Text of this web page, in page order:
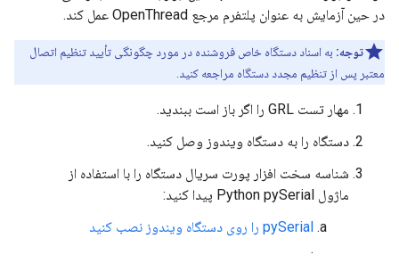
در حین آزمایش به عنوان پلتفرم مرجع OpenThread عمل کند.
توجه: به اسناد دستگاه خاص فروشنده در مورد چگونگی تأیید تنظیم اتصال
معتبر پس از تنظیم مجدد دستگاه مراجعه کنید.
مهار تست GRL را اگر باز است ببندید.
دستگاه را به دستگاه ویندوز وصل کنید.
شناسه سخت افزار پورت سریال دستگاه را با استفاده از
ماژول Python pySerial پیدا کنید:
pySerial را روی دستگاه ویندوز نصب کنید
.